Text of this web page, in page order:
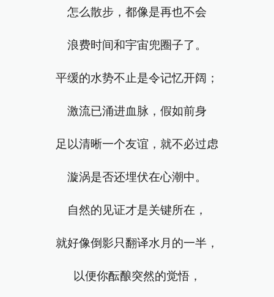
怎么散步，都像是再也不会
浪费时间和宇宙兜圈子了。
平缓的水势不止是令记忆开阔；
激流已涌进血脉，假如前身
足以清晰一个友谊，就不必过虑
漩涡是否还埋伏在心潮中。
自然的见证才是关键所在，
就好像倒影只翻译水月的一半，
以便你酝酿突然的觉悟，